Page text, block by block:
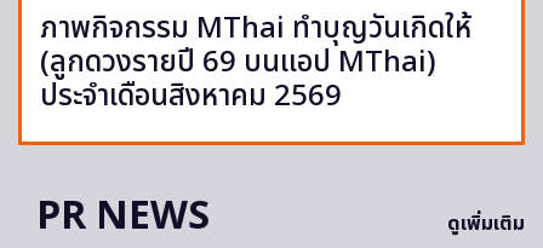
ภาพกิจกรรม MThai ทำบุญวันเกิดให้
(ลูกดวงรายปี 69 บนแอป MThai)
ประจำเดือนสิงหาคม 2569
PR NEWS ดูเพิ่มเติม